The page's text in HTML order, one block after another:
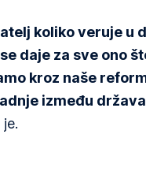
koliko veruje u
daje za sve ono
kroz naše
između